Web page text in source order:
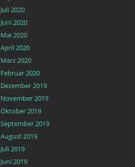
Juli 2020
Juni 2020
Mai 2020
April 2020
März 2020
Februar 2020
Dezember 2019
November 2019
Oktober 2019
September 2019
August 2019
Juli 2019
Juni 2019